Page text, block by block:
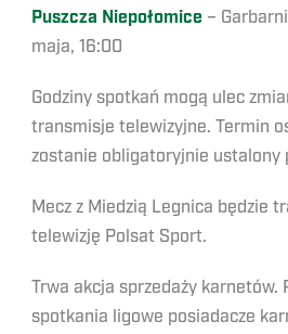
Puszcza Niepołomice –
maja, 16:00
Godziny spotkań mogą ulec
transmisje telewizyjne. Termin
zostanie obligatoryjnie ustalony
Mecz z Miedzią Legnica będzie
telewizję Polsat Sport.
Trwa akcja sprzedaży karnetów.
spotkania ligowe posiadacze